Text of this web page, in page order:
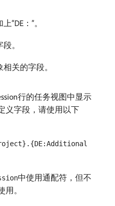
“DE：”。
。
关的字段。
行的任务视图中显示
义字段，请使用以下
中使用通配符，但不
用。